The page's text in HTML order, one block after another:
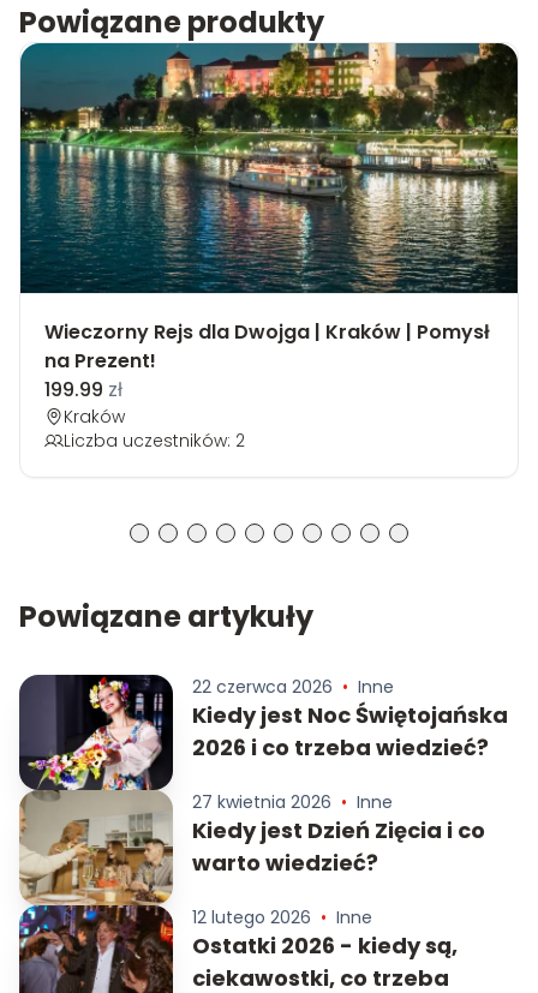
Powiązane produkty
Wieczorny Rejs dla Dwojga | Kraków | Pomysł
na Prezent!
199.99 zł
Kraków
Liczba uczestników: 2
Powiązane artykuły
22 czerwca 2026 • Inne
Kiedy jest Noc Świętojańska
2026 i co trzeba wiedzieć?
27 kwietnia 2026 • Inne
Kiedy jest Dzień Zięcia i co
warto wiedzieć?
12 lutego 2026 • Inne
Ostatki 2026 - kiedy są,
ciekawostki, co trzeba